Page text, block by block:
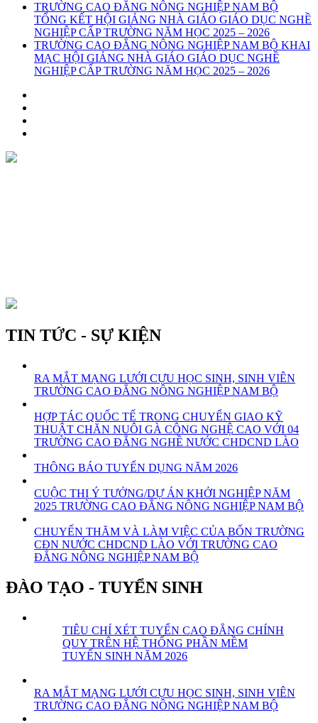
TRƯỜNG CAO ĐẲNG NÔNG NGHIỆP NAM BỘ
TỔNG KẾT HỘI GIẢNG NHÀ GIÁO GIÁO DỤC NGHỀ
NGHIỆP CẤP TRƯỜNG NĂM HỌC 2025 – 2026
TRƯỜNG CAO ĐẲNG NÔNG NGHIỆP NAM BỘ KHAI
MẠC HỘI GIẢNG NHÀ GIÁO GIÁO DỤC NGHỀ
NGHIỆP CẤP TRƯỜNG NĂM HỌC 2025 – 2026
TIN TỨC - SỰ KIỆN
RA MẮT MẠNG LƯỚI CỰU HỌC SINH, SINH VIÊN
TRƯỜNG CAO ĐẲNG NÔNG NGHIỆP NAM BỘ
HỢP TÁC QUỐC TẾ TRONG CHUYỂN GIAO KỸ
THUẬT CHĂN NUÔI GÀ CÔNG NGHỆ CAO VỚI 04
TRƯỜNG CAO ĐẲNG NGHỀ NƯỚC CHDCND LÀO
THÔNG BÁO TUYỂN DỤNG NĂM 2026
CUỘC THI Ý TƯỞNG/DỰ ÁN KHỞI NGHIỆP NĂM
2025 TRƯỜNG CAO ĐẲNG NÔNG NGHIỆP NAM BỘ
CHUYẾN THĂM VÀ LÀM VIỆC CỦA BỐN TRƯỜNG
CĐN NƯỚC CHDCND LÀO VỚI TRƯỜNG CAO
ĐẲNG NÔNG NGHIỆP NAM BỘ
ĐÀO TẠO - TUYỂN SINH
TIÊU CHÍ XÉT TUYỂN CAO ĐẲNG CHÍNH
QUY TRÊN HỆ THỐNG PHẦN MỀM
TUYỂN SINH NĂM 2026
RA MẮT MẠNG LƯỚI CỰU HỌC SINH, SINH VIÊN
TRƯỜNG CAO ĐẲNG NÔNG NGHIỆP NAM BỘ